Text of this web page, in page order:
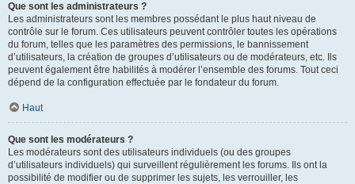
Que sont les administrateurs ?
Les administrateurs sont les membres possédant le plus haut niveau de
contrôle sur le forum. Ces utilisateurs peuvent contrôler toutes les opérations
du forum, telles que les paramètres des permissions, le bannissement
d’utilisateurs, la création de groupes d’utilisateurs ou de modérateurs, etc. Ils
peuvent également être habilités à modérer l’ensemble des forums. Tout ceci
dépend de la configuration effectuée par le fondateur du forum.
Haut
Que sont les modérateurs ?
Les modérateurs sont des utilisateurs individuels (ou des groupes
d’utilisateurs individuels) qui surveillent régulièrement les forums. Ils ont la
possibilité de modifier ou de supprimer les sujets, les verrouiller, les